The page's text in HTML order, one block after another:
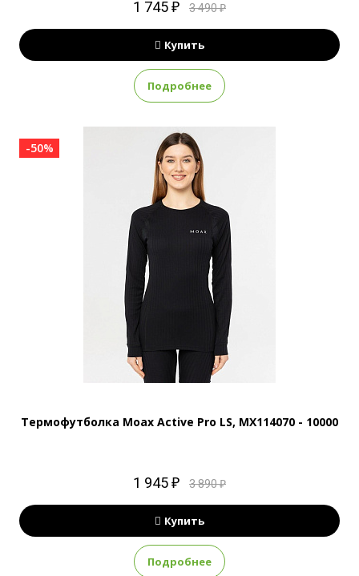
1 745 ₽ 3 490 ₽
Купить
Подробнее
-50%
Термофутболка Moax Active Pro LS, MX114070 - 10000
1 945 ₽ 3 890 ₽
Купить
Подробнее